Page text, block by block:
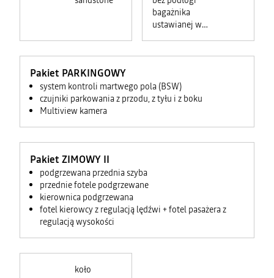
bagażnika
ustawianej w
Pakiet PARKINGOWY
system kontroli martwego pola (BSW)
czujniki parkowania z przodu, z tyłu i z boku
Multiview kamera
Pakiet ZIMOWY II
podgrzewana przednia szyba
przednie fotele podgrzewane
kierownica podgrzewana
fotel kierowcy z regulacją lędźwi + fotel pasażera z
regulacją wysokości
koło